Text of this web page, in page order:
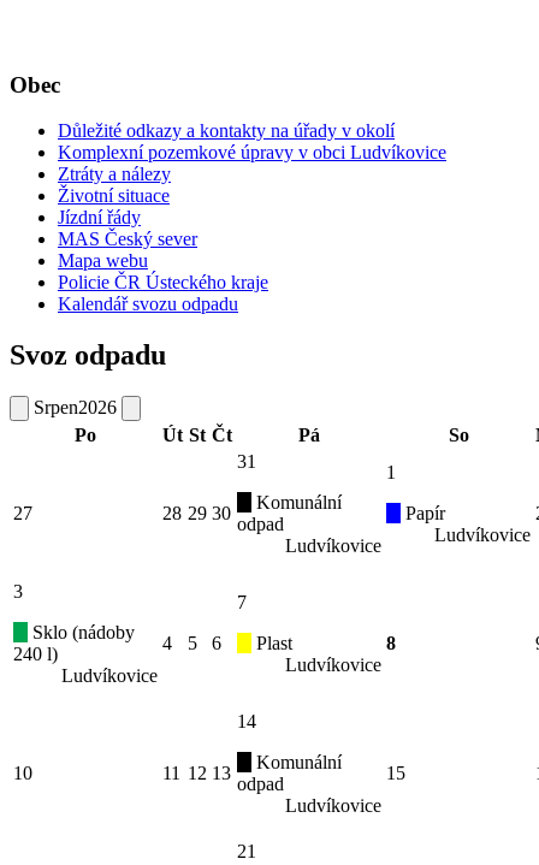
Obec
Důležité odkazy a kontakty na úřady v okolí
Komplexní pozemkové úpravy v obci Ludvíkovice
Ztráty a nálezy
Životní situace
Jízdní řády
MAS Český sever
Mapa webu
Policie ČR Ústeckého kraje
Kalendář svozu odpadu
Svoz odpadu
Srpen2026
Po
Út St Čt Pá So
27 28 29 30
31
Komunální
odpad
Ludvíkovice
1
Papír
Ludvíkovice
3
Sklo (nádoby
240 l)
Ludvíkovice
4 5 6
7
Plast
Ludvíkovice
8
10 11 12 13
14
Komunální
odpad
Ludvíkovice
15
21